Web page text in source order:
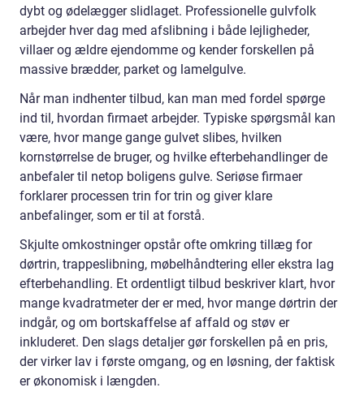
dybt og ødelægger slidlaget. Professionelle gulvfolk
arbejder hver dag med afslibning i både lejligheder,
villaer og ældre ejendomme og kender forskellen på
massive brædder, parket og lamelgulve.
Når man indhenter tilbud, kan man med fordel spørge
ind til, hvordan firmaet arbejder. Typiske spørgsmål kan
være, hvor mange gange gulvet slibes, hvilken
kornstørrelse de bruger, og hvilke efterbehandlinger de
anbefaler til netop boligens gulve. Seriøse firmaer
forklarer processen trin for trin og giver klare
anbefalinger, som er til at forstå.
Skjulte omkostninger opstår ofte omkring tillæg for
dørtrin, trappeslibning, møbelhåndtering eller ekstra lag
efterbehandling. Et ordentligt tilbud beskriver klart, hvor
mange kvadratmeter der er med, hvor mange dørtrin der
indgår, og om bortskaffelse af affald og støv er
inkluderet. Den slags detaljer gør forskellen på en pris,
der virker lav i første omgang, og en løsning, der faktisk
er økonomisk i længden.